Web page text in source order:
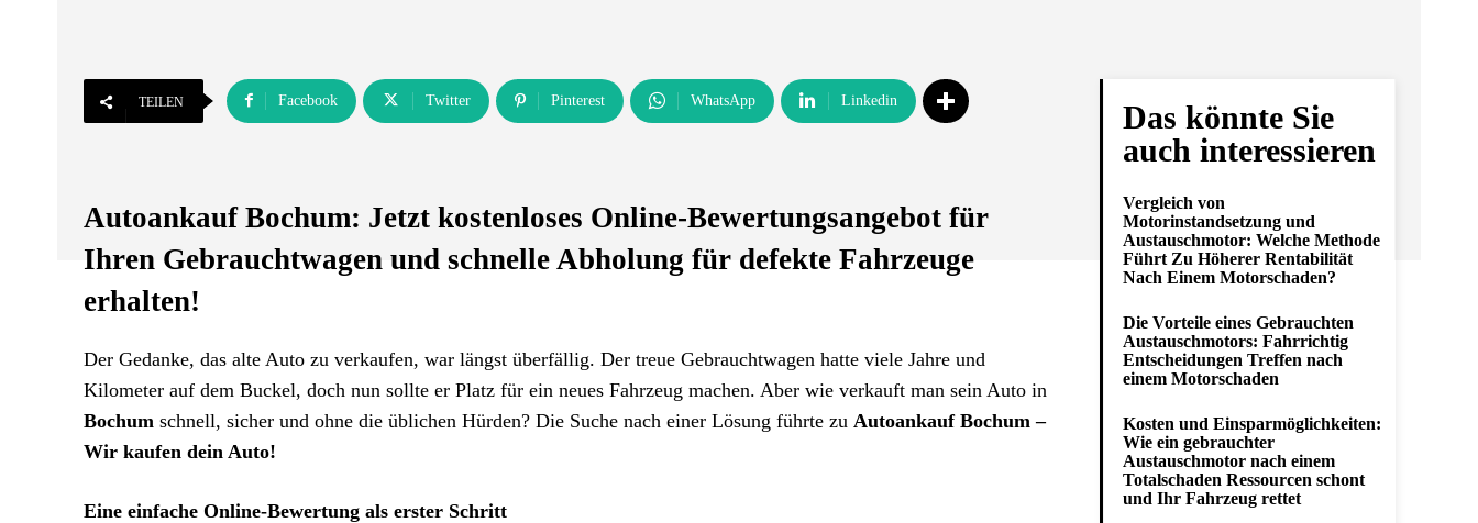
TEILEN Facebook Twitter Pinterest WhatsApp Linkedin
Autoankauf Bochum: Jetzt kostenloses Online-Bewertungsangebot für
Ihren Gebrauchtwagen und schnelle Abholung für defekte Fahrzeuge
erhalten!
Der Gedanke, das alte Auto zu verkaufen, war längst überfällig. Der treue Gebrauchtwagen hatte viele Jahre und
Kilometer auf dem Buckel, doch nun sollte er Platz für ein neues Fahrzeug machen. Aber wie verkauft man sein Auto in
Bochum schnell, sicher und ohne die üblichen Hürden? Die Suche nach einer Lösung führte zu Autoankauf Bochum –
Wir kaufen dein Auto!
Eine einfache Online-Bewertung als erster Schritt
Das könnte Sie
auch interessieren
Vergleich von
Motorinstandsetzung und
Austauschmotor: Welche Methode
Führt Zu Höherer Rentabilität
Nach Einem Motorschaden?
Die Vorteile eines Gebrauchten
Austauschmotors: Fahrrichtig
Entscheidungen Treffen nach
einem Motorschaden
Kosten und Einsparmöglichkeiten:
Wie ein gebrauchter
Austauschmotor nach einem
Totalschaden Ressourcen schont
und Ihr Fahrzeug rettet